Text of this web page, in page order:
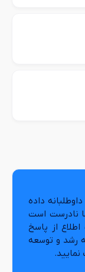
داده
نادرست است
از پاسخ
رشد و توسعه